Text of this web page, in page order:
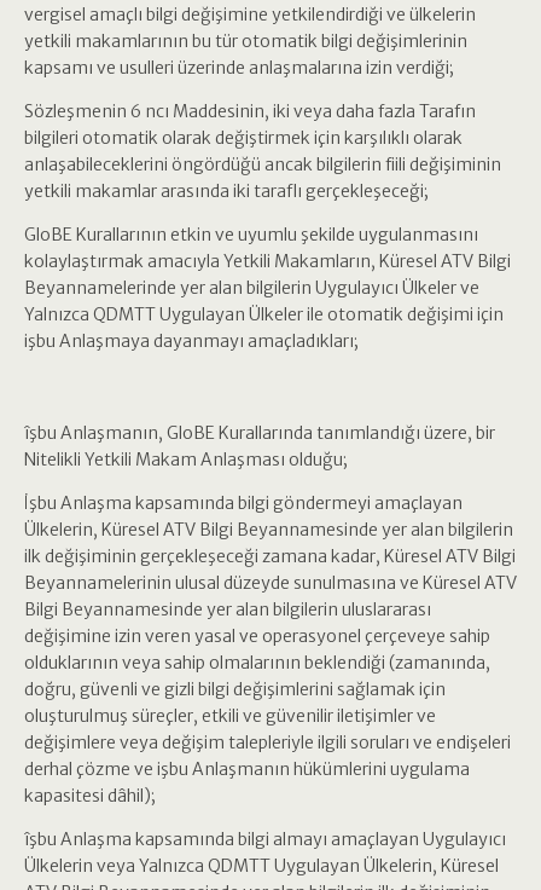
vergisel amaçlı bilgi değişimine yetkilendirdiği ve ülkelerin
yetkili makamlarının bu tür otomatik bilgi değişimlerinin
kapsamı ve usulleri üzerinde anlaşmalarına izin verdiği;
Sözleşmenin 6 ncı Maddesinin, iki veya daha fazla Tarafın
bilgileri otomatik olarak değiştirmek için karşılıklı olarak
anlaşabileceklerini öngördüğü ancak bilgilerin fiili değişiminin
yetkili makamlar arasında iki taraflı gerçekleşeceği;
GloBE Kurallarının etkin ve uyumlu şekilde uygulanmasını
kolaylaştırmak amacıyla Yetkili Makamların, Küresel ATV Bilgi
Beyannamelerinde yer alan bilgilerin Uygulayıcı Ülkeler ve
Yalnızca QDMTT Uygulayan Ülkeler ile otomatik değişimi için
işbu Anlaşmaya dayanmayı amaçladıkları;
îşbu Anlaşmanın, GloBE Kurallarında tanımlandığı üzere, bir
Nitelikli Yetkili Makam Anlaşması olduğu;
İşbu Anlaşma kapsamında bilgi göndermeyi amaçlayan
Ülkelerin, Küresel ATV Bilgi Beyannamesinde yer alan bilgilerin
ilk değişiminin gerçekleşeceği zamana kadar, Küresel ATV Bilgi
Beyannamelerinin ulusal düzeyde sunulmasına ve Küresel ATV
Bilgi Beyannamesinde yer alan bilgilerin uluslararası
değişimine izin veren yasal ve operasyonel çerçeveye sahip
olduklarının veya sahip olmalarının beklendiği (zamanında,
doğru, güvenli ve gizli bilgi değişimlerini sağlamak için
oluşturulmuş süreçler, etkili ve güvenilir iletişimler ve
değişimlere veya değişim talepleriyle ilgili soruları ve endişeleri
derhal çözme ve işbu Anlaşmanın hükümlerini uygulama
kapasitesi dâhil);
îşbu Anlaşma kapsamında bilgi almayı amaçlayan Uygulayıcı
Ülkelerin veya Yalnızca QDMTT Uygulayan Ülkelerin, Küresel